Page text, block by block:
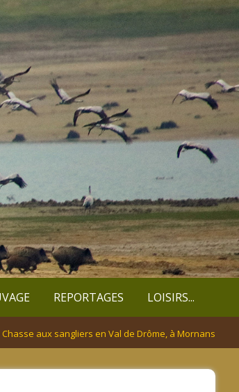
REPORTAGES LOISIRS...
Chasse aux sangliers en Val de Drôme, à Mornans